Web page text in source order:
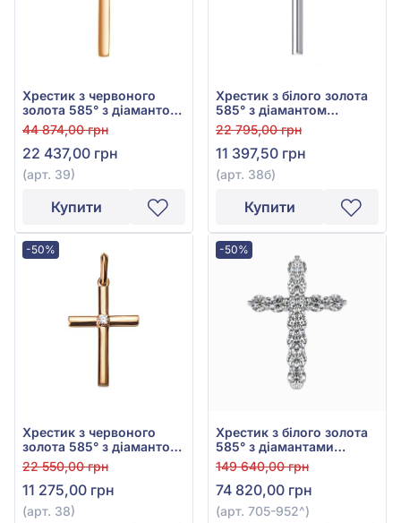
Хрестик з червоного
золота 585° з діамантом
0,085ct, арт. 39
44 874,00 грн
22 437,00 грн
(арт. 39)
Купити
Хрестик з білого золота
585° з діамантом
0,024ct, арт. 38б
22 795,00 грн
11 397,50 грн
(арт. 38б)
Купити
-50%
Хрестик з червоного
золота 585° з діамантом
0,024ct, арт. 38
22 550,00 грн
11 275,00 грн
(арт. 38)
-50%
Хрестик з білого золота
585° з діамантами
0,58ct, арт. 705-952
149 640,00 грн
74 820,00 грн
(арт. 705-952^)